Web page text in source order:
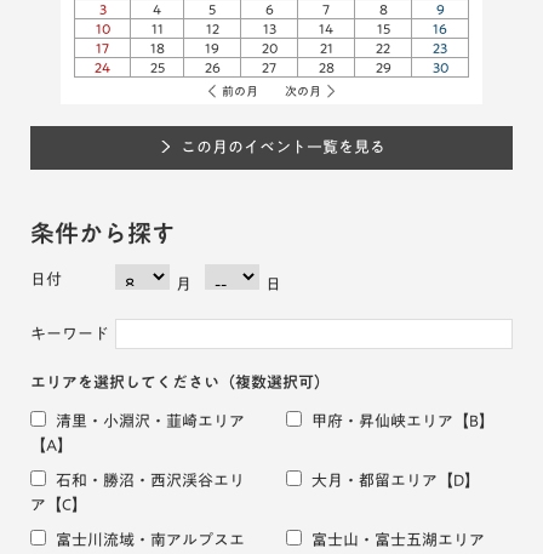
3
4 5 6 7 8
9
10
11 12 13 14 15
16
17
18 19 20 21 22
23
24
25 26 27 28 29 30
前の月 次の月
この月のイベント一覧を見る
条件から探す
日付 月 日
キーワード
エリアを選択してください （複数選択可）
清里・小淵沢・韮崎エリア
【A】
甲府・昇仙峡エリア 【B】
石和・勝沼・西沢渓谷エリ
ア 【C】
大月・都留エリア 【D】
富士川流域・南アルプスエ
富士山・富士五湖エリア